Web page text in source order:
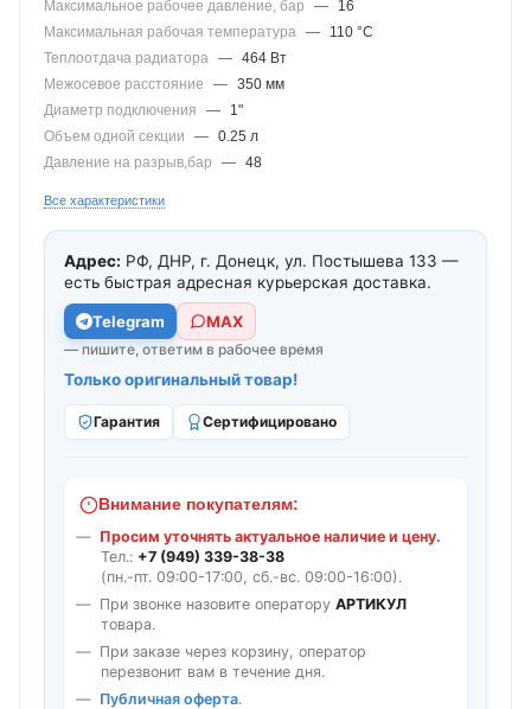
Максимальное рабочее давление, бар
—
16
Максимальная рабочая температура —
110 °С
Теплоотдача радиатора — 464 Вт
Межосевое расстояние
— 350 мм
Диаметр подключения
—
1"
Объем одной секции
— 0.25 л
Давление на разрыв,бар
— 48
Все характеристики
Адрес: РФ, ДНР, г. Донецк, ул. Постышева 133 —
есть быстрая адресная курьерская доставка.
Telegram МАХ
— пишите, ответим в рабочее время
Только оригинальный товар!
Гарантия Сертифицировано
Внимание покупателям:
Просим уточнять актуальное наличие и цену.
Тел.: +7 (949) 339-38-38
(пн.-пт. 09:00-17:00, сб.-вс. 09:00-16:00).
При звонке назовите оператору АРТИКУЛ
товара.
При заказе через корзину, оператор
перезвонит вам в течение дня.
Публичная оферта.